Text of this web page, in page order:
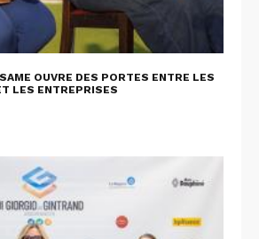
OUVRE DES PORTES ENTRE LES
LES ENTREPRISES